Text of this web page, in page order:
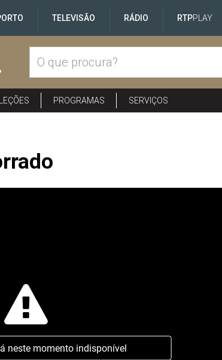
TELEVISÃO RÁDIO RTPPLAY
PROGRAMAS SERVIÇOS
neste momento indisponível